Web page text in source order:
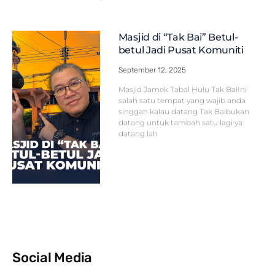
Masjid di “Tak Bai” Betul-
betul Jadi Pusat Komuniti
September 12, 2025
Masjid Jamek Tabal Hulu Tak BaiIni
salah satu tempat yang wajib anda
singgah kalau datang Tak Baibukan
datang untuk tambah satu lagi ya
datang lah
Social Media